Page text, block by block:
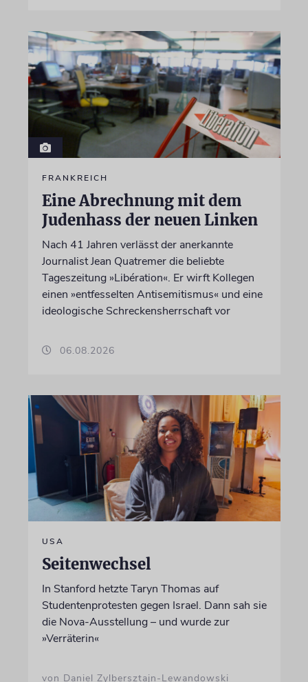
FRANKREICH
Eine Abrechnung mit dem
Judenhass der neuen Linken
Nach 41 Jahren verlässt der anerkannte
Journalist Jean Quatremer die beliebte
Tageszeitung »Libération«. Er wirft Kollegen
einen »entfesselten Antisemitismus« und eine
ideologische Schreckensherrschaft vor
06.08.2026
USA
Seitenwechsel
In Stanford hetzte Taryn Thomas auf
Studentenprotesten gegen Israel. Dann sah sie
die Nova-Ausstellung – und wurde zur
»Verräterin«
von Daniel Zylbersztajn-Lewandowski